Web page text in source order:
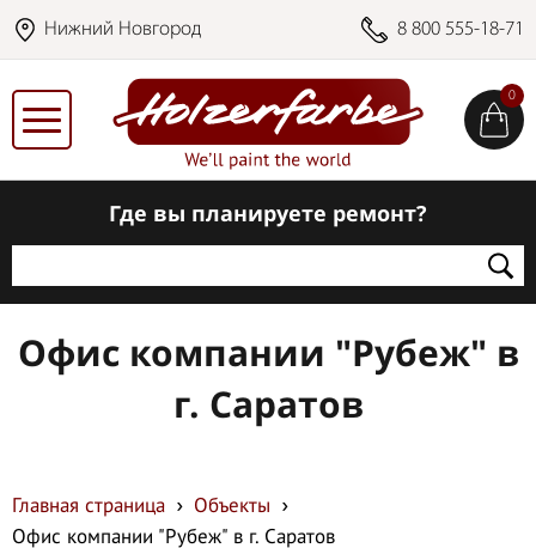
Нижний Новгород 8 800 555-18-71
0
Где вы планируете ремонт?
Офис компании "Рубеж" в
г. Саратов
Главная страница
Объекты
Офис компании "Рубеж" в г. Саратов